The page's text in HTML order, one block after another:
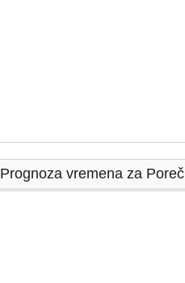
Prognoza vremena za Poreč